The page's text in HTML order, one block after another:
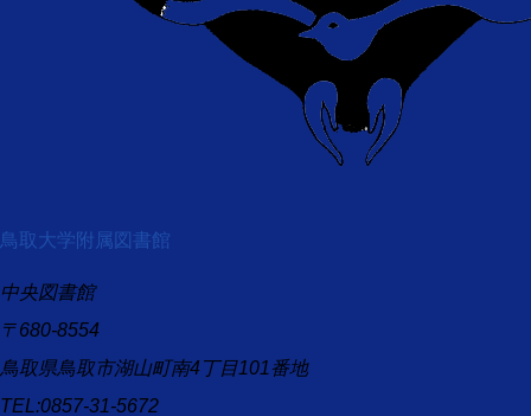
鳥取大学附属図書館
中央図書館
〒680-8554
鳥取県鳥取市湖山町南4丁目101番地
TEL:0857-31-5672